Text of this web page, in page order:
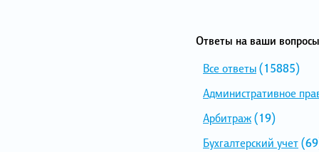
Ответы на ваши
Все ответы(15885)
Административное
Арбитраж(19)
Бухгалтерский учет